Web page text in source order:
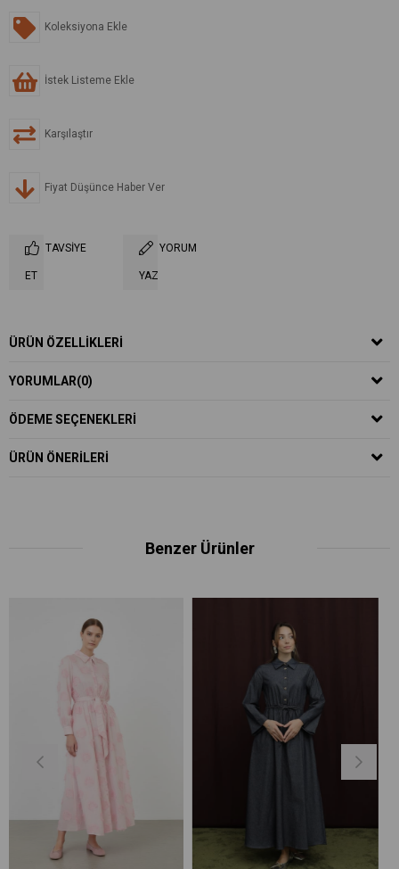
Koleksiyona Ekle
İstek Listeme Ekle
Karşılaştır
Fiyat Düşünce Haber Ver
TAVSIYE
ET
YORUM
YAZ
ÜRÜN ÖZELLIKLERI
YORUMLAR(0)
ÖDEME SEÇENEKLERI
ÜRÜN ÖNERILERI
Benzer Ürünler